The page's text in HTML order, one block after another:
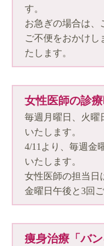
す。
お急ぎの場合は、
ご不便をおかけし
たします。
女性医師の診
毎週月曜日、火曜
いたします。
4/11より、毎週金
いたします。
女性医師の担当日
金曜日午後と3回
痩身治療「バ